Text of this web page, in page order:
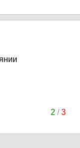
2 /3